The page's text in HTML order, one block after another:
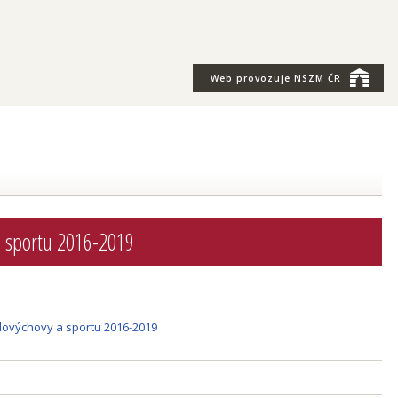
Web provozuje NSZM ČR
2016-2019
a sportu 2016-2019